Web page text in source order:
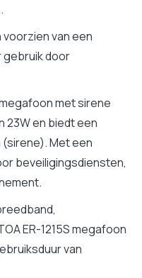
voorzien van een
gebruik door
met sirene
23W en biedt een
Met een
beveiligingsdiensten,
ER-1215S megafoon
van